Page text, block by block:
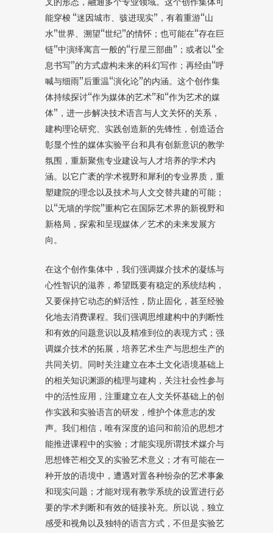
能穿梭 “迷因城市、骇进现实”，有着重游“山
水”世界、溯望“世纪”的情怀；也可能在“存在巨
链”中演绎寓言一般的“行星三部曲”；或者以“全
息书写”的方式虚构未来的科幻写作；再经由“呼
喊与细雨”后重温“演化论”的内涵。这个创作集
体持续探讨“作为媒体的艺术”和“作为艺术的媒
体”，进一步解决技术语言与人文关怀的关系，
建构理论研究、实践创造新的先锋性，创造适合
彰显个性的媒体实验平台和具有创新意识的教学
氛围，重新聚焦专业建设与人才培养的学术内
涵。以它广袤的学术视野和犀利的专业界质，重
塑建院的理念以及技术与人文交替共建的可能；
以“无墙的学院”重构它在国际艺术界的新视野和
新格局，探索和呈现媒体／艺术的未来发展方
向。
在这个创作集体中，我们强调媒介技术的凝练与
心性智识的滋养，希望既要有稳定的系统结构，
又要保持它动态的鲜活性，防止固化，甚至经验
化地去消费课程。我们强调思维建构中的判断性
和有效的问题意识以及精准到位的表现方式；强
调媒介技术的拓展，培养艺术生产与思想生产的
共同关切。同时关注建立在本土文化语境基础上
的相关知识渊源的梳理与建构，关注社会性参与
中的活性应用，注重建立在人文关怀基础上的创
作实践和实验语言的研发，维护个体意志的发
声。我们相信，唯有深度的追问和前沿的思想才
能推进课程中的实验；才能实现所谓技术媒介与
思想锋芒相交叉的实验艺术意义；才有可能在一
种开放的语境中，遭遇对置各种纷杂的艺术事象
和现实问题；才能对现有教学系统的设置进行必
要的学术判断和有效的链接补充。所以说，独立
感受和视角以及独特的语言方式，不但是实验艺